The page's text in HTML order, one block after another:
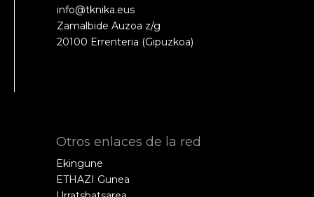
info@tknika.eus
Zamalbide Auzoa z/g
20100 Errenteria (Gipuzkoa)
Otros enlaces de la red
Ekingune
ETHAZI Gunea